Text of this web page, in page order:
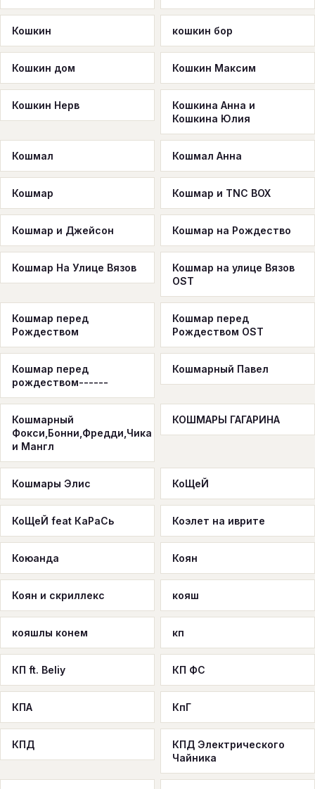
Кошкин кошкин бор
Кошкин дом Кошкин Максим
Кошкин Нерв
Кошкина Анна и
Кошкина Юлия
Кошмал Кошмал Анна
Кошмар Кошмар и TNC BOX
Кошмар и Джейсон Кошмар на Рождество
Кошмар На Улице Вязов
Кошмар на улице Вязов
OST
Кошмар перед
Рождеством
Кошмар перед
Рождеством OST
Кошмар перед
рождеством------
Кошмарный Павел
Кошмарный
Фокси,Бонни,Фредди,Чика
и Мангл
КОШМАРЫ ГАГАРИНА
Кошмары Элис КоЩеЙ
КоЩеЙ feat КаРаСь Коэлет на иврите
Коюанда Коян
Коян и скриллекс кояш
кояшлы конем кп
КП ft. Beliy КП ФС
КПА КпГ
КПД
КПД Электрического
Чайника